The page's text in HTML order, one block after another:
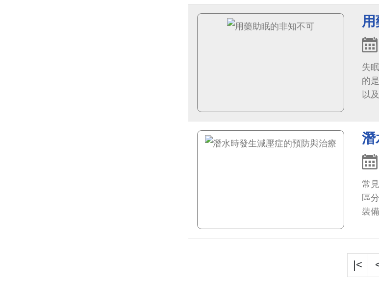
失
的
以及服
型
潛
常
區
裝
|<